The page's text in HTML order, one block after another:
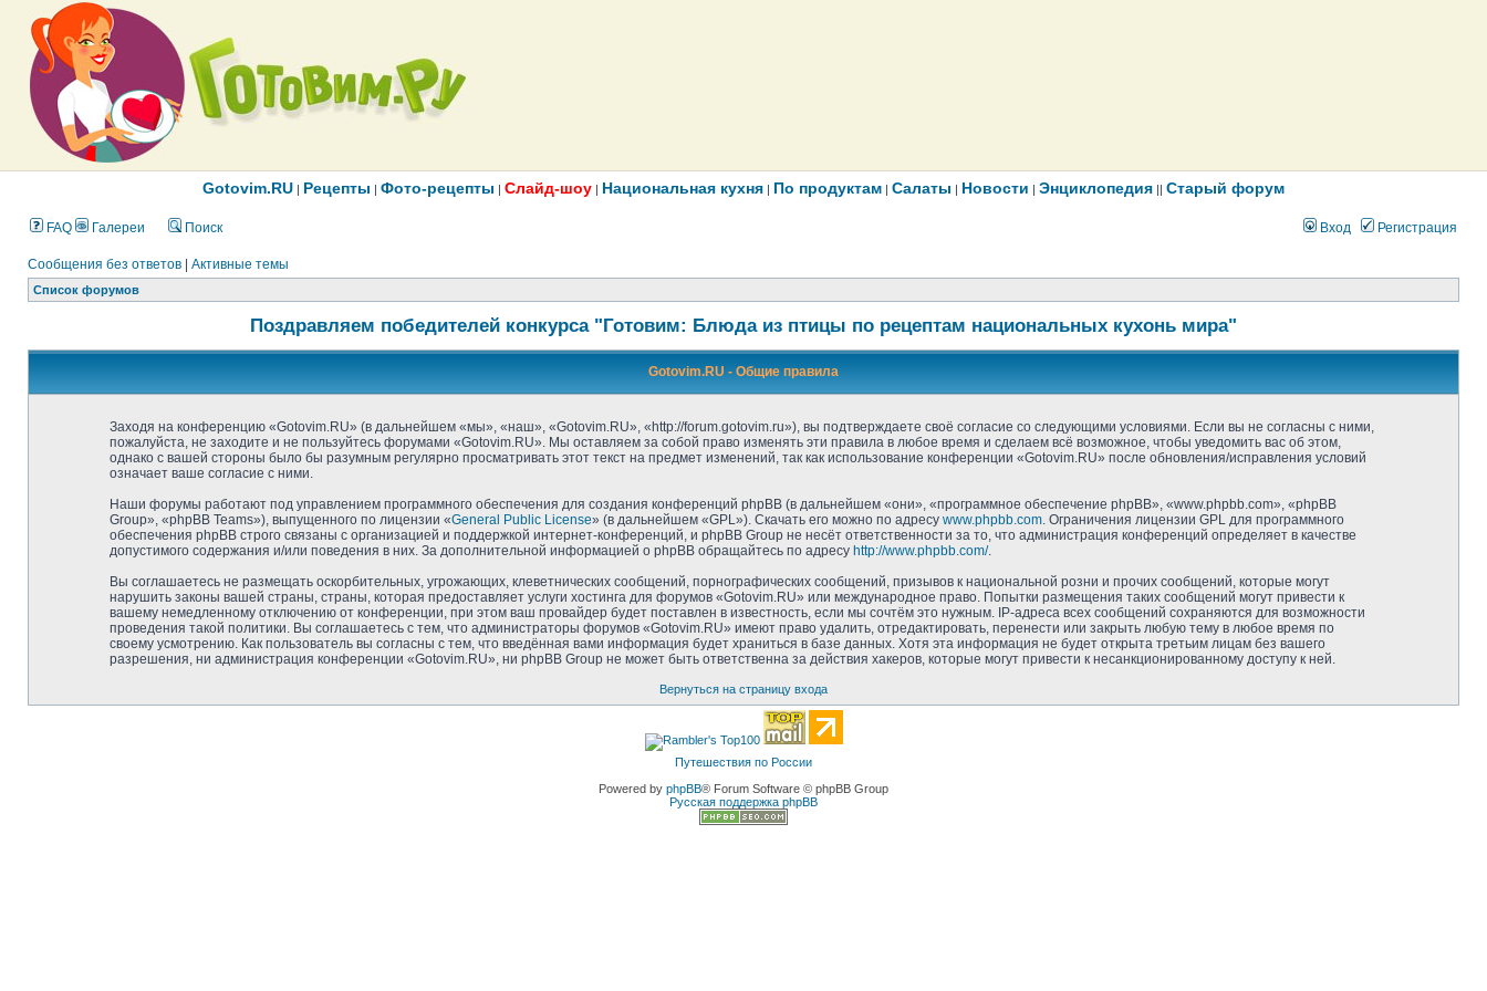
Gotovim.RU | Рецепты | Фото-рецепты | Слайд-шоу | Национальная кухня | По продуктам | Салаты | Новости | Энциклопедия || Старый форум
FAQ Галереи Поиск Вход Регистрация
Сообщения без ответов Активные темы
Список форумов
Поздравляем победителей конкурса "Готовим: Блюда из птицы по рецептам национальных кухонь мира"
Gotovim.RU - Общие правила
Заходя на конференцию «Gotovim.RU» (в дальнейшем «мы», «наш», «Gotovim.RU», «http://forum.gotovim.ru»), вы подтверждаете своё согласие со следующими условиями. Если вы не согласны с ними,
пожалуйста, не заходите и не пользуйтесь форумами «Gotovim.RU». Мы оставляем за собой право изменять эти правила в любое время и сделаем всё возможное, чтобы уведомить вас об этом,
однако с вашей стороны было бы разумным регулярно просматривать этот текст на предмет изменений, так как использование конференции «Gotovim.RU» после обновления/исправления условий
означает ваше согласие с ними.
Наши форумы работают под управлением программного обеспечения для создания конференций phpBB (в дальнейшем «они», «программное обеспечение phpBB», «www.phpbb.com», «phpBB
Group», «phpBB Teams»), выпущенного по лицензии «General Public License» (в дальнейшем «GPL»). Скачать его можно по адресу www.phpbb.com. Ограничения лицензии GPL для программного
обеспечения phpBB строго связаны с организацией и поддержкой интернет-конференций, и phpBB Group не несёт ответственности за то, что администрация конференций определяет в качестве
допустимого содержания и/или поведения в них. За дополнительной информацией о phpBB обращайтесь по адресу http://www.phpbb.com/.
Вы соглашаетесь не размещать оскорбительных, угрожающих, клеветнических сообщений, порнографических сообщений, призывов к национальной розни и прочих сообщений, которые могут
нарушить законы вашей страны, страны, которая предоставляет услуги хостинга для форумов «Gotovim.RU» или международное право. Попытки размещения таких сообщений могут привести к
вашему немедленному отключению от конференции, при этом ваш провайдер будет поставлен в известность, если мы сочтём это нужным. IP-адреса всех сообщений сохраняются для возможности
проведения такой политики. Вы соглашаетесь с тем, что администраторы форумов «Gotovim.RU» имеют право удалить, отредактировать, перенести или закрыть любую тему в любое время по
своему усмотрению. Как пользователь вы согласны с тем, что введённая вами информация будет храниться в базе данных. Хотя эта информация не будет открыта третьим лицам без вашего
разрешения, ни администрация конференции «Gotovim.RU», ни phpBB Group не может быть ответственна за действия хакеров, которые могут привести к несанкционированному доступу к ней.
Вернуться на страницу входа
Путешествия по России
Powered by phpBB® Forum Software © phpBB Group
Русская поддержка phpBB